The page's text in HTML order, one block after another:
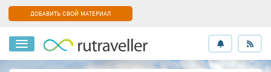
ДОБАВИТЬ СВОЙ МАТЕРИАЛ